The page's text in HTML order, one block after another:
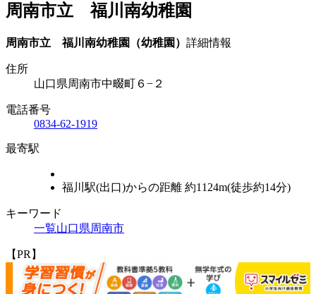
周南市立 福川南幼稚園
周南市立 福川南幼稚園（幼稚園） 詳細情報
住所
山口県周南市中畷町６−２
電話番号
0834-62-1919
最寄駅
福川駅(出口)からの距離 約1124m(徒歩約14分)
キーワード
一覧山口県周南市
【PR】